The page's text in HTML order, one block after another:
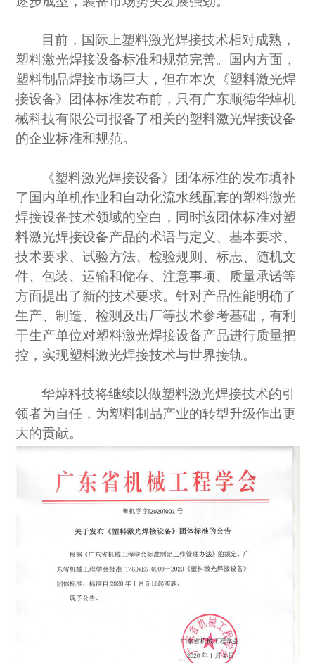
目前，国际上塑料激光焊接技术相对成熟，
塑料激光焊接设备标准和规范完善。国内方面，
塑料制品焊接市场巨大，但在本次《塑料激光焊
接设备》团体标准发布前，只有广东顺德华焯机
械科技有限公司报备了相关的塑料激光焊接设备
的企业标准和规范。
《塑料激光焊接设备》团体标准的发布填补
了国内单机作业和自动化流水线配套的塑料激光
焊接设备技术领域的空白，同时该团体标准对塑
料激光焊接设备产品的术语与定义、基本要求、
技术要求、试验方法、检验规则、标志、随机文
件、包装、运输和储存、注意事项、质量承诺等
方面提出了新的技术要求。针对产品性能明确了
生产、制造、检测及出厂等技术参考基础，有利
于生产单位对塑料激光焊接设备产品进行质量把
控，实现塑料激光焊接技术与世界接轨。
华焯科技将继续以做塑料激光焊接技术的引
领者为自任 ，为塑料制品产业的转型升级作出更
大的贡献。